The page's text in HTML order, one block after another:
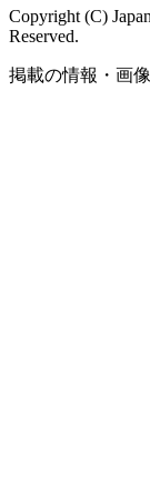
Copyright (C)
Reserved.
掲載の情報・画